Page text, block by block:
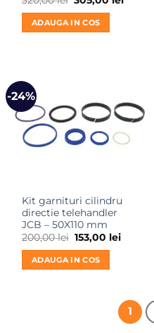
inițial
a
fost:
320,00 lei.
ADAUGA IN COS
-24%
Kit garnituri cilindru
directie telehandler
JCB – 50X110 mm
200,00lei Prețul
inițial
a
fost:
200,00 lei.
153,00 leiPrețul
ADAUGA IN COS
1